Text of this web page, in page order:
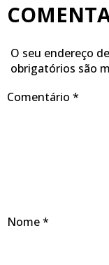
O seu endereço
obrigatórios são
Comentário *
Nome*